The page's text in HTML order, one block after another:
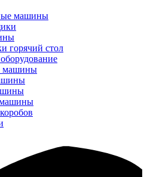
машины
горячий стол
машины